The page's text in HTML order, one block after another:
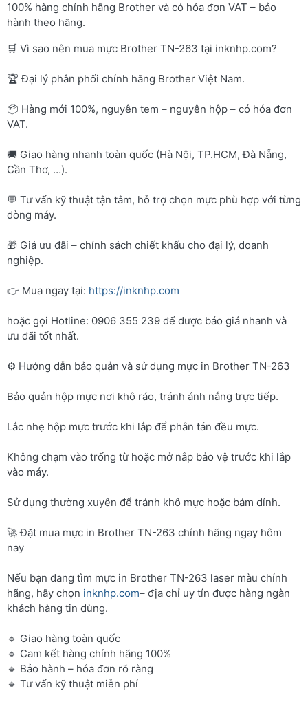
100% hàng chính hãng Brother và có hóa đơn VAT – bảo
hành theo hãng.
🛒 Vì sao nên mua mực Brother TN-263 tại inknhp.com?
🏆 Đại lý phân phối chính hãng Brother Việt Nam.
📦 Hàng mới 100%, nguyên tem – nguyên hộp – có hóa đơn
VAT.
🚚 Giao hàng nhanh toàn quốc (Hà Nội, TP.HCM, Đà Nẵng,
Cần Thơ, …).
💬 Tư vấn kỹ thuật tận tâm, hỗ trợ chọn mực phù hợp với từng
dòng máy.
🎁 Giá ưu đãi – chính sách chiết khấu cho đại lý, doanh
nghiệp.
👉 Mua ngay tại: https://inknhp.com
hoặc gọi Hotline: 0906 355 239 để được báo giá nhanh và
ưu đãi tốt nhất.
⚙️ Hướng dẫn bảo quản và sử dụng mực in Brother TN-263
Bảo quản hộp mực nơi khô ráo, tránh ánh nắng trực tiếp.
Lắc nhẹ hộp mực trước khi lắp để phân tán đều mực.
Không chạm vào trống từ hoặc mở nắp bảo vệ trước khi lắp
vào máy.
Sử dụng thường xuyên để tránh khô mực hoặc bám dính.
🚀 Đặt mua mực in Brother TN-263 chính hãng ngay hôm
nay
Nếu bạn đang tìm mực in Brother TN-263 laser màu chính
hãng, hãy chọn inknhp.com– địa chỉ uy tín được hàng ngàn
khách hàng tin dùng.
🔹 Giao hàng toàn quốc
🔹 Cam kết hàng chính hãng 100%
🔹 Bảo hành – hóa đơn rõ ràng
🔹 Tư vấn kỹ thuật miễn phí